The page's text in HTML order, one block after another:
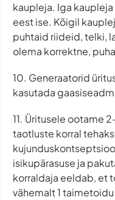
kaupleja. Iga
eest ise. Kõigil
puhtaid riideid, telki,
olema korrektne,
10. Generaatorid
kasutada
11. Üritusele ootame
taotluste korral
isikupärasuse ja
korraldaja eeldab, et
vähemalt 1